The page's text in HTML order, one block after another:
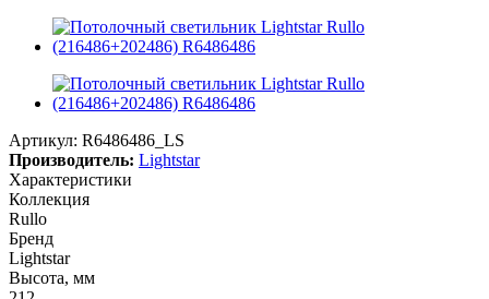
Артикул: R6486486_LS
Производитель: Lightstar
Характеристики
Коллекция
Rullo
Бренд
Lightstar
Высота, мм